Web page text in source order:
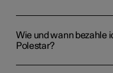
Wie und wann bezahle
Polestar?